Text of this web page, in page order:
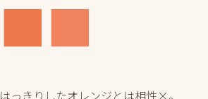
■■
はっきりしたオレンジとは相性×。